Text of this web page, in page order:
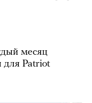
месяц
для Patriot